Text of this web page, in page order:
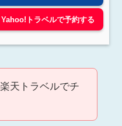
Yahoo!トラベルで予約する
天トラベルでチ